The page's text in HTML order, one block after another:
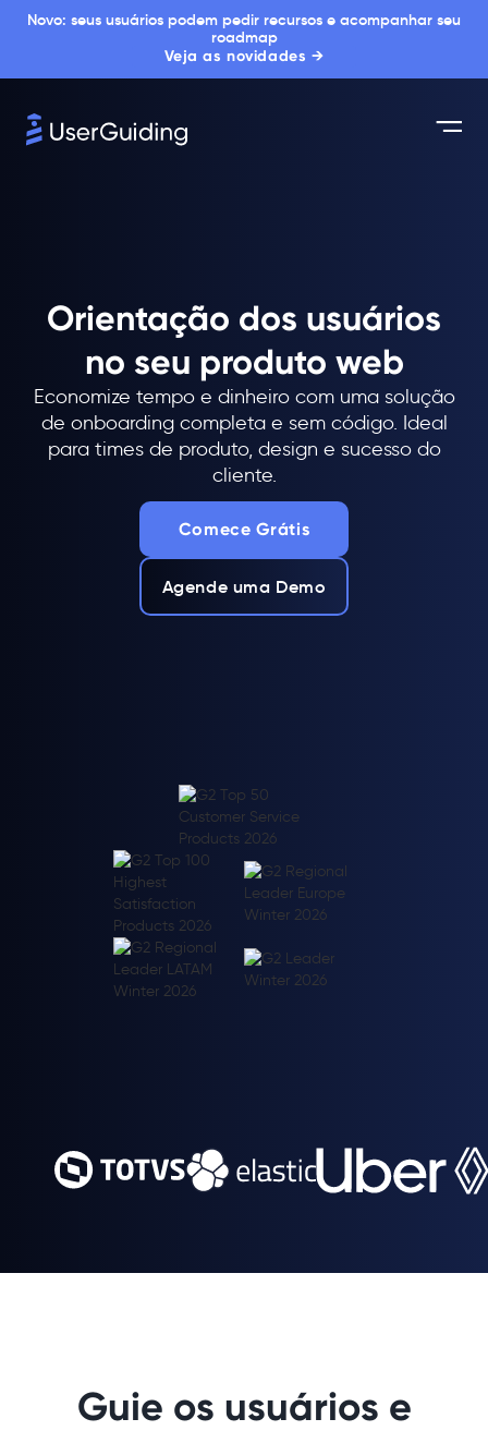
Novo: seus usuários podem pedir recursos e acompanhar seu
roadmap
Veja as novidades →
Orientação dos usuários
no seu produto web
Economize tempo e dinheiro com uma solução
de onboarding completa e sem código. Ideal
para times de produto, design e sucesso do
cliente.
Comece Grátis
Agende uma Demo
Guie os usuários e